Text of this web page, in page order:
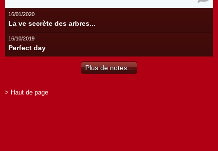
16/01/2020
La ve secrète des arbres...
16/10/2019
Perfect day
Plus de notes...
> Haut de page